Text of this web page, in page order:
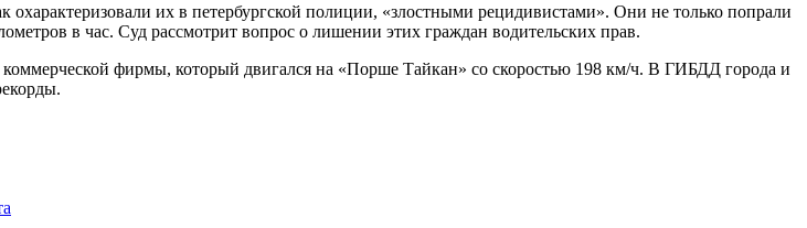
их в петербургской полиции, «злостными рецидивистами». Они не только попрали
в час. Суд рассмотрит вопрос о лишении этих граждан водительских прав.
фирмы, который двигался на «Порше Тайкан» со скоростью 198 км/ч. В ГИБДД города и